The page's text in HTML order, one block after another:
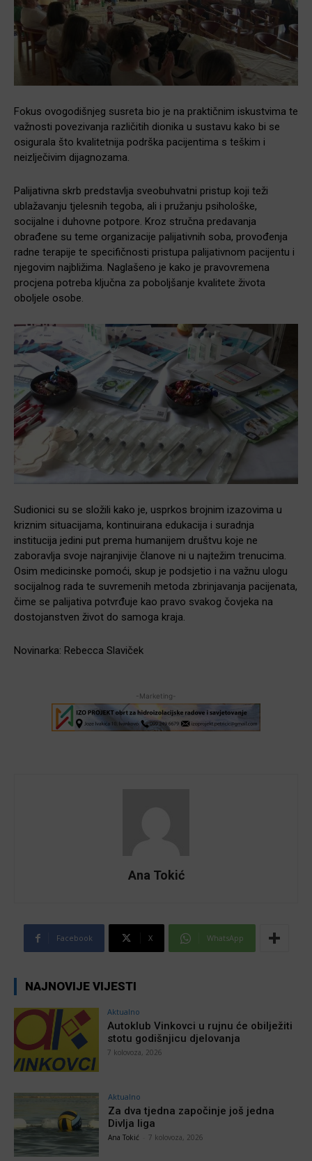
Fokus ovogodišnjeg susreta bio je na praktičnim iskustvima te
važnosti povezivanja različitih dionika u sustavu kako bi se
osigurala što kvalitetnija podrška pacijentima s teškim i
neizlječivim dijagnozama.
Palijativna skrb predstavlja sveobuhvatni pristup koji teži
ublažavanju tjelesnih tegoba, ali i pružanju psihološke,
socijalne i duhovne potpore. Kroz stručna predavanja
obrađene su teme organizacije palijativnih soba, provođenja
radne terapije te specifičnosti pristupa palijativnom pacijentu i
njegovim najbližima. Naglašeno je kako je pravovremena
procjena potreba ključna za poboljšanje kvalitete života
oboljele osobe.
Sudionici su se složili kako je, usprkos brojnim izazovima u
kriznim situacijama, kontinuirana edukacija i suradnja
institucija jedini put prema humanijem društvu koje ne
zaboravlja svoje najranjivije članove ni u najtežim trenucima.
Osim medicinske pomoći, skup je podsjetio i na važnu ulogu
socijalnog rada te suvremenih metoda zbrinjavanja pacijenata,
čime se palijativa potvrđuje kao pravo svakog čovjeka na
dostojanstven život do samoga kraja.
Novinarka: Rebecca Slaviček
-Marketing-
Ana Tokić
Facebook X WhatsApp
NAJNOVIJE VIJESTI
Aktualno
Autoklub Vinkovci u rujnu će obilježiti
stotu godišnjicu djelovanja
7 kolovoza, 2026
Aktualno
Za dva tjedna započinje još jedna
Divlja liga
Ana Tokić 7 kolovoza, 2026